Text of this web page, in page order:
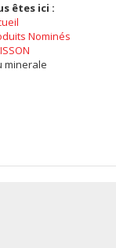
êtes ici :
Nominés
minerale